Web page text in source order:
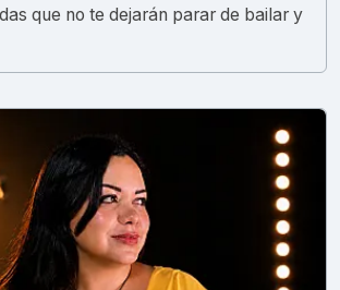
que no te dejarán parar de bailar y